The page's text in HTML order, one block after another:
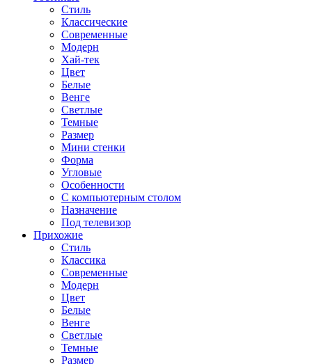
Стиль
Классические
Современные
Модерн
Хай-тек
Цвет
Белые
Венге
Светлые
Темные
Размер
Мини стенки
Форма
Угловые
Особенности
С компьютерным столом
Назначение
Под телевизор
Прихожие
Стиль
Классика
Современные
Модерн
Цвет
Белые
Венге
Светлые
Темные
Размер